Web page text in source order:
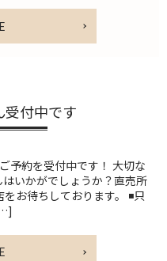
受付中です
予約を受付中です！ 大切な
いかがでしょうか？直売所
お待ちしております。 ◾️只